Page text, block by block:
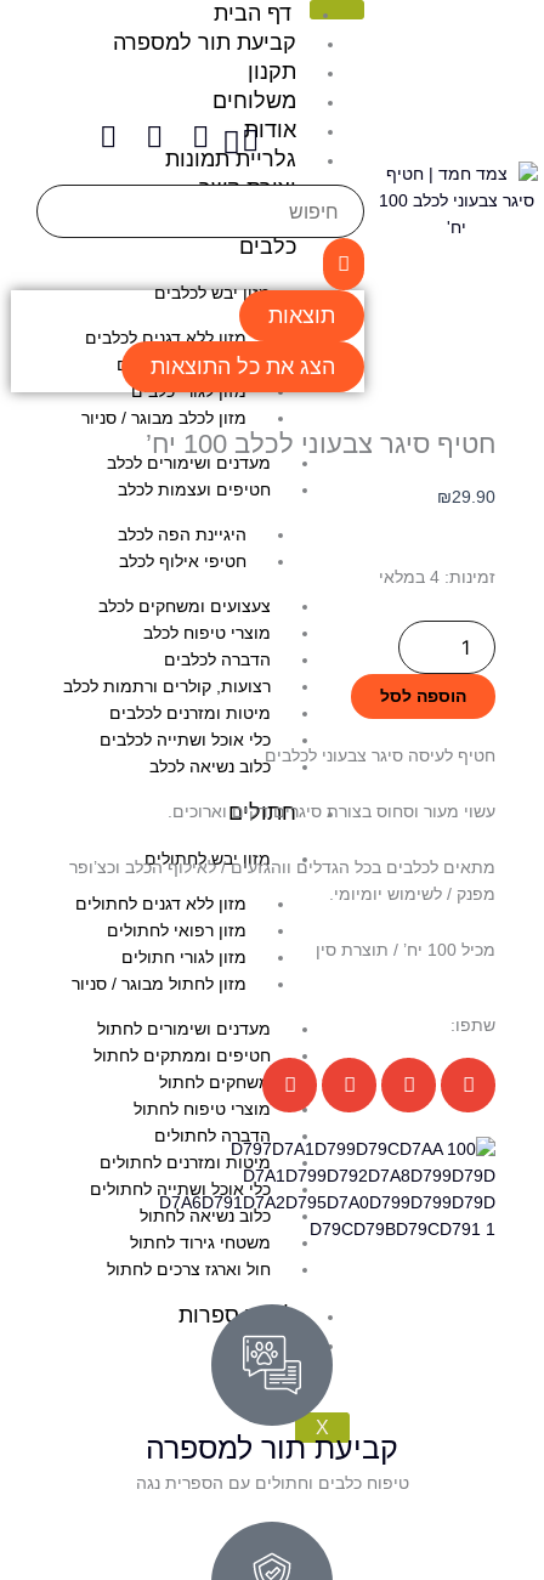
דף הבית
קביעת תור למספרה
תקנון
משלוחים
אודות
גלריית תמונות
יצירת קשר
מאמרים
כלבים
מזון יבש לכלבים
מזון ללא דגנים לכלבים
מזון רפואי לכלבים
מזון לגורי כלבים
מזון לכלב מבוגר / סניור
מעדנים ושימורים לכלב
חטיפים ועצמות לכלב
היגיינת הפה לכלב
חטיפי אילוף לכלב
צעצועים ומשחקים לכלב
מוצרי טיפוח לכלב
הדברה לכלבים
רצועות, קולרים ורתמות לכלב
מיטות ומזרנים לכלבים
כלי אוכל ושתייה לכלבים
כלוב נשיאה לכלב
חתולים
מזון יבש לחתולים
מזון ללא דגנים לחתולים
מזון רפואי לחתולים
מזון לגורי חתולים
מזון לחתול מבוגר / סניור
מעדנים ושימורים לחתול
חטיפים וממתקים לחתול
משחקים לחתול
מוצרי טיפוח לחתול
הדברה לחתולים
מיטות ומזרנים לחתולים
כלי אוכל ושתייה לחתולים
כלוב נשיאה לחתול
משטחי גירוד לחתול
חול וארגז צרכים לחתול
לימוד ספרות
מבצעים
X
Cart
a
c
b
o
h
s
p
n
a
r
m
Search
...
תוצאות
הצג את כל התוצאות
חטיף סיגר צבעוני לכלב 100 יח’
₪29.90
זמינות: 4 במלאי
כמות
חטיף
סיגר
צבעוני
לכלב
יח'
הוספה לסל
חטיף לעיסה סיגר צבעוני לכלבים
עשוי מעור וסחוס בצורת סיגרים דקים וארוכים.
מתאים לכלבים בכל הגדלים ווהגזעים / לאילוף הכלב וכצ’ופר
מפנק / לשימוש יומיומי.
מכיל 100 יח’ / תוצרת סין
שתפו:
קביעת תור למספרה
טיפוח כלבים וחתולים עם הספרית נגה